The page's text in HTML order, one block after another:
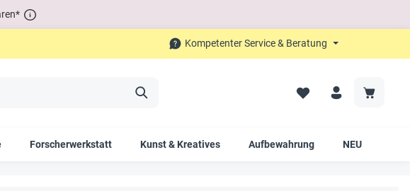
Kompetenter Service & Beratung
Forscherwerkstatt Kunst & Kreatives Aufbewahrung NEU